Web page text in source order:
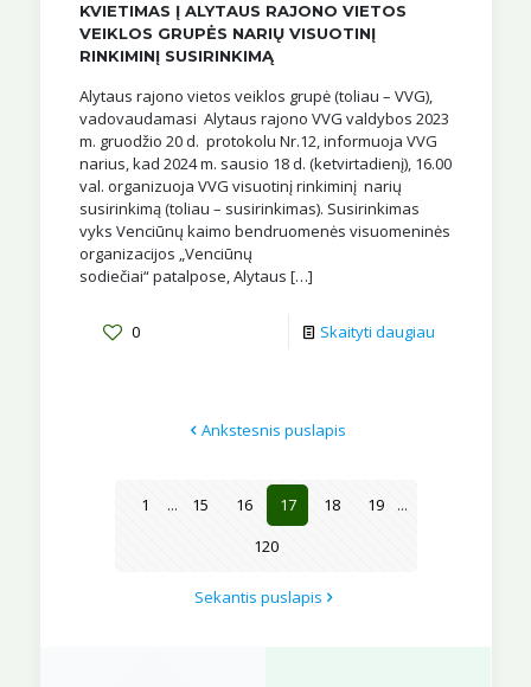
KVIETIMAS Į ALYTAUS RAJONO VIETOS
VEIKLOS GRUPĖS NARIŲ VISUOTINĮ
RINKIMINĮ SUSIRINKIMĄ
Alytaus rajono vietos veiklos grupė (toliau – VVG),
vadovaudamasi Alytaus rajono VVG valdybos 2023
m. gruodžio 20 d. protokolu Nr.12, informuoja VVG
narius, kad 2024 m. sausio 18 d. (ketvirtadienį), 16.00
val. organizuoja VVG visuotinį rinkiminį narių
susirinkimą (toliau – susirinkimas). Susirinkimas
vyks Venciūnų kaimo bendruomenės visuomeninės
organizacijos „Venciūnų
sodiečiai“ patalpose, Alytaus […]
0 Skaityti daugiau
Ankstesnis puslapis
1 ... 15 16 17 18 19
...
120
Sekantis puslapis